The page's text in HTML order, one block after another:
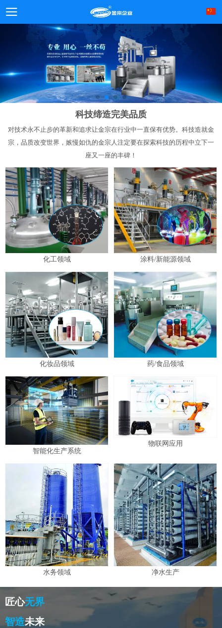
科技缔造完美品质
对技术永不止步的革新和追求让金宗在行业中一直保有优势。科技造就金
宗，品质改变世界，嫉慢如仇的金宗人注定要在探索科技的历程中立下一
座又一座的丰碑！
化工领域 涂料/新能源领域
化妆品领域 药/食品领域
智能化生产系统
物联网应用
水务领域 净水生产
匠心无界
智造未来